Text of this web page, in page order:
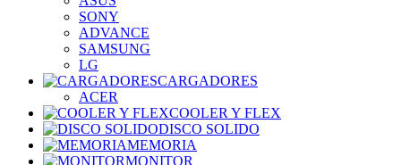
SONY
ADVANCE
SAMSUNG
LG
CARGADORES
ACER
COOLER Y FLEX
DISCO SOLIDO
MEMORIA
MONITOR